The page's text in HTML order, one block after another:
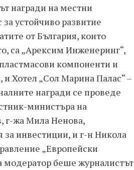
награди на местни
устойчиво развитие
от България, които
са „Арексим Инженеринг“,
компоненти и
Хотел „Сол Марина Палас“ –
награди се проведе
министъра на
г-жа Мила Ненова,
за инвестиции, и г-н Никола
„Европейски
модератор беше журналистът